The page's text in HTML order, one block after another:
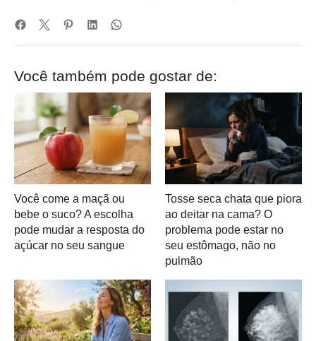
Você também pode gostar de:
Você come a maçã ou
bebe o suco? A escolha
pode mudar a resposta do
açúcar no seu sangue
Tosse seca chata que piora
ao deitar na cama? O
problema pode estar no
seu estômago, não no
pulmão